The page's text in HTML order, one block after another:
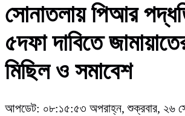
সোনাতলায় পিআর
৫দফা দাবিতে
মিছিল ও সমাবেশ
আপডেট: ০৮:১৫:৫৩ অপরাহ্ন, শুক্রবার, ২৬